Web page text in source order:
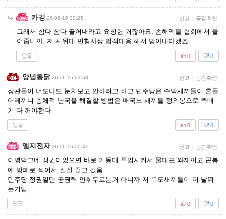
카깅 26-06-16 00:25 신고 공감 확인
그래서 참다 참다 끌어내라고 요청한 거잖아요. 손해액을 협회에서 물
어줍니까, 저 시위대 민형사상 법적대응 해서 받아내야겠죠.
답글 0
0
양념통닭 26-06-15 23:58 신고 공감 확인
장관들이 너도나도 눈치보고 안하려고 하고 민주당은 수박새끼들이 흔들
어제끼니 총체적 난국을 해결할 방법은 매국노 새끼들 정의봉으로 뚝배
기 다 깨야한다
답글 0
0
엘지전자 26-06-16 00:41 신고 공감 확인
이명박그네 정권이었으면 바로 기동대 투입시켜서 물대포 쏴재끼고 곤봉
에 방패로 찍어서 질질 끌고 갔음
민주당 정권일땐 공권력 안휘두르는거 아니까 저 폭도새끼들이 더 날뛰
는거임
답글 0
0